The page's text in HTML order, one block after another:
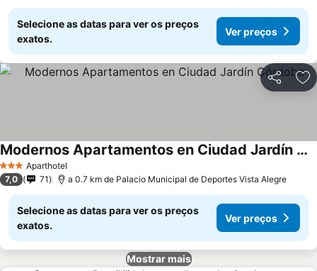
Selecione as datas para ver os preços
exatos.
Ver preços
Partilhar
3 EstrelasAparthotel
Modernos Apartamentos en Ciudad Jardín Córdoba
7,0 71 a 0.7 km de Palacio Municipal de Deportes Vista Alegre
Selecione as datas para ver os preços
exatos.
Ver preços
Mostrar mais